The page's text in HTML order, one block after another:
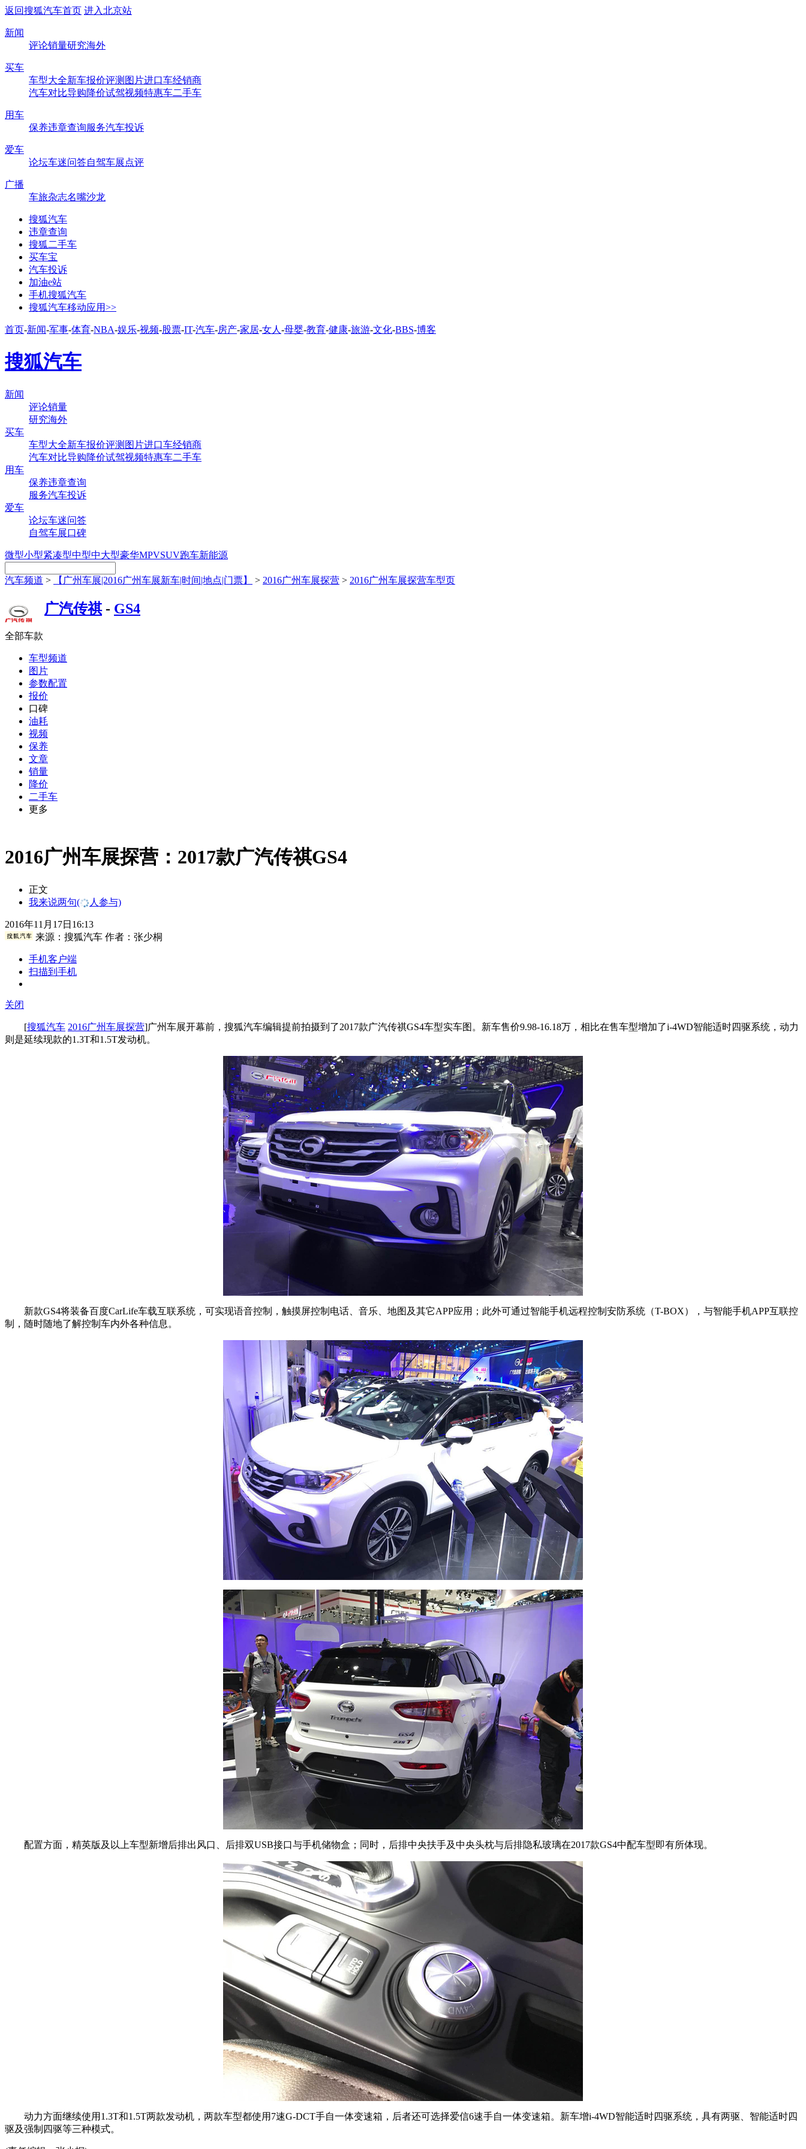
返回搜狐汽车首页 进入北京站
新闻
评论销量研究海外
买车
车型大全新车报价评测 图片进口车经销商
汽车对比导购降价试驾视频特惠车二手车
用车
保养违章查询服务汽车投诉
爱车
论坛车迷问答自驾车展点评
广播
车旅杂志名嘴沙龙
搜狐汽车
违章查询
搜狐二手车
买车宝
汽车投诉
加油e站
手机搜狐汽车
搜狐汽车移动应用>>
首页-新闻-军事-体育-NBA-娱乐-视频-股票-IT-汽车-房产-家居-女人 -母婴-教育-健康-旅游-文化-BBS-博客
搜狐汽车
新闻
评论销量
研究海外
买车
车型大全新车报价评测 图片进口车经销商
汽车对比导购降价试驾视频特惠车二手车
用车
保养违章查询
服务汽车投诉
爱车
论坛车迷问答
自驾车展口碑
微型小型紧凑型中型中大型豪华MPVSUV跑车新能源
汽车频道 > 【广州车展|2016广州车展新车|时间|地点|门票】 > 2016广州车展探营 > 2016广州车展探营车型页
广汽传祺- GS4
全部车款
车型频道
图片
参数配置
报价
口碑
油耗
视频
保养
文章
销量
降价
二手车
更多
2016广州车展探营：2017款广汽传祺GS4
正文
我来说两句( 人参与)
2016年11月17日16:13
来源： 搜狐汽车作者：张少桐
手机客户端
扫描到手机
关闭
[搜狐汽车 2016广州车展探营]广州车展开幕前，搜狐汽车编辑提前拍摄到了2017款广汽传祺GS4车型实车图。新车售价9.98-16.18万，相比在售车型增加了i-4WD智能适时四驱系统，动力
则是延续现款的1.3T和1.5T发动机。
新款GS4将装备百度CarLife车载互联系统，可实现语音控制，触摸屏控制电话、音乐、地图及其它APP应用；此外可通过智能手机远程控制安防系统（T-BOX），与智能手机APP互联控
制，随时随地了解控制车内外各种信息。
配置方面，精英版及以上车型新增后排出风口、后排双USB接口与手机储物盒；同时，后排中央扶手及中央头枕与后排隐私玻璃在2017款GS4中配车型即有所体现。
动力方面继续使用1.3T和1.5T两款发动机，两款车型都使用7速G-DCT手自一体变速箱，后者还可选择爱信6速手自一体变速箱。新车增i-4WD智能适时四驱系统，具有两驱、智能适时四
驱及强制四驱等三种模式。